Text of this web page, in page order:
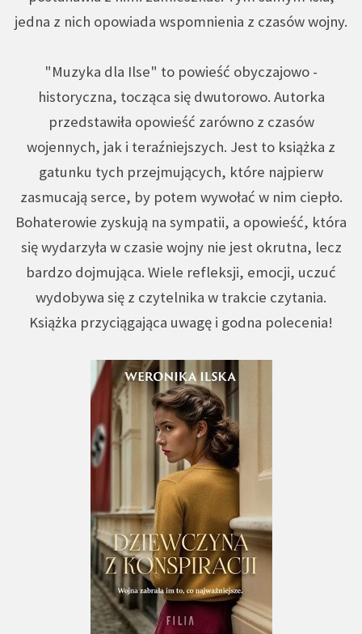
jedna z nich opowiada wspomnienia z czasów wojny.
"Muzyka dla Ilse" to powieść obyczajowo -
historyczna, tocząca się dwutorowo. Autorka
przedstawiła opowieść zarówno z czasów
wojennych, jak i teraźniejszych. Jest to książka z
gatunku tych przejmujących, które najpierw
zasmucają serce, by potem wywołać w nim ciepło.
Bohaterowie zyskują na sympatii, a opowieść, która
się wydarzyła w czasie wojny nie jest okrutna, lecz
bardzo dojmująca. Wiele refleksji, emocji, uczuć
wydobywa się z czytelnika w trakcie czytania.
Książka przyciągająca uwagę i godna polecenia!